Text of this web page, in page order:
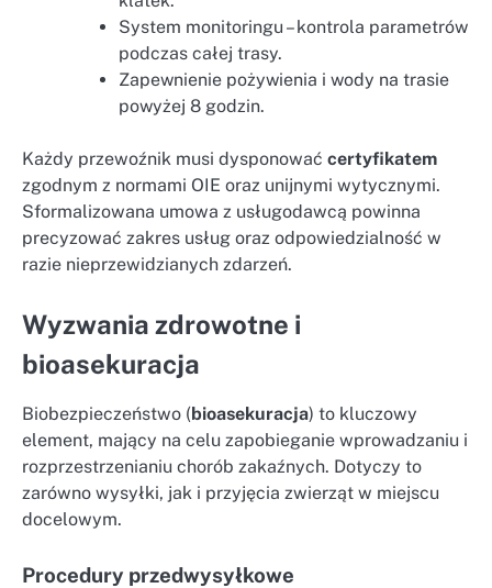
System monitoringu – kontrola parametrów
podczas całej trasy.
Zapewnienie pożywienia i wody na trasie
powyżej 8 godzin.
Każdy przewoźnik musi dysponować certyfikatem
zgodnym z normami OIE oraz unijnymi wytycznymi.
Sformalizowana umowa z usługodawcą powinna
precyzować zakres usług oraz odpowiedzialność w
razie nieprzewidzianych zdarzeń.
Wyzwania zdrowotne i
bioasekuracja
Biobezpieczeństwo (bioasekuracja) to kluczowy
element, mający na celu zapobieganie wprowadzaniu i
rozprzestrzenianiu chorób zakaźnych. Dotyczy to
zarówno wysyłki, jak i przyjęcia zwierząt w miejscu
docelowym.
Procedury przedwysyłkowe